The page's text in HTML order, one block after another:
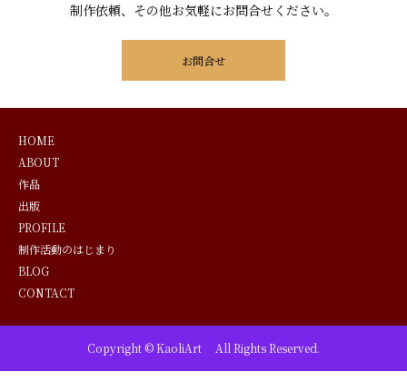
制作依頼、その他お気軽にお問合せください。
お問合せ
HOME
ABOUT
作品
出版
PROFILE
制作活動のはじまり
BLOG
CONTACT
Copyright © KaoliArt All Rights Reserved.